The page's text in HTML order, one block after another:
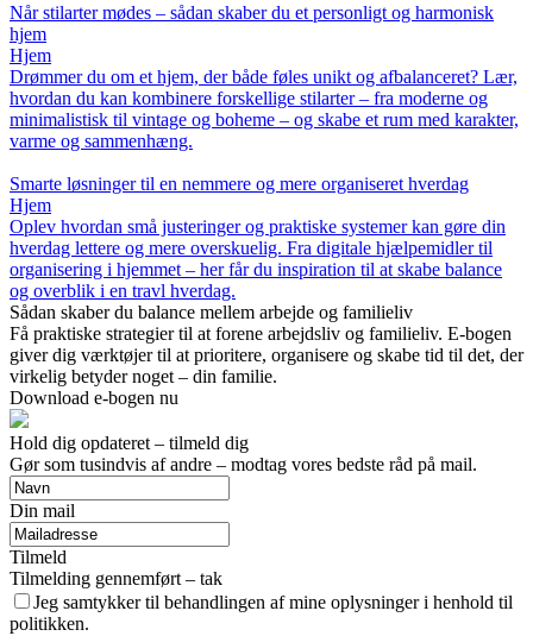
Når stilarter mødes – sådan skaber du et personligt og harmonisk
hjem
Hjem
Drømmer du om et hjem, der både føles unikt og afbalanceret? Lær,
hvordan du kan kombinere forskellige stilarter – fra moderne og
minimalistisk til vintage og boheme – og skabe et rum med karakter,
varme og sammenhæng.
Smarte løsninger til en nemmere og mere organiseret hverdag
Hjem
Oplev hvordan små justeringer og praktiske systemer kan gøre din
hverdag lettere og mere overskuelig. Fra digitale hjælpemidler til
organisering i hjemmet – her får du inspiration til at skabe balance
og overblik i en travl hverdag.
Sådan skaber du balance mellem arbejde og familieliv
Få praktiske strategier til at forene arbejdsliv og familieliv. E-bogen
giver dig værktøjer til at prioritere, organisere og skabe tid til det, der
virkelig betyder noget – din familie.
Download e-bogen nu
Hold dig opdateret – tilmeld dig
Gør som tusindvis af andre – modtag vores bedste råd på mail.
Din mail
Tilmeld
Tilmelding gennemført – tak
Jeg samtykker til behandlingen af mine oplysninger i henhold til
politikken.